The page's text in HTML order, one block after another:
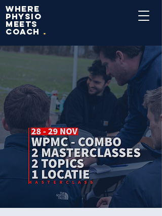
WHERE
PHYSIO
MEETS
COACH .